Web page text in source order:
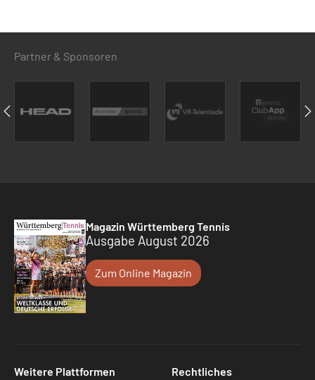
Partner & Sponsoren
Magazin Württemberg Tennis
Ausgabe August 2026
Zum Online Magazin
Weitere Plattformen Rechtliches